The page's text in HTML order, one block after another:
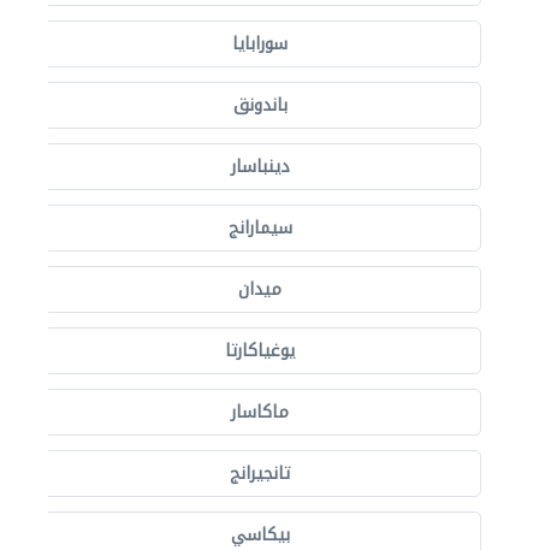
سورابايا
باندونق
دينباسار
سيمارانج
ميدان
يوغياكارتا
ماكاسار
تانجيرانج
بيكاسي